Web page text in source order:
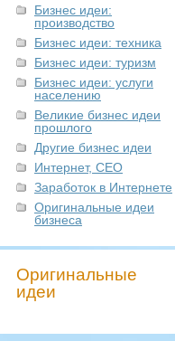
Бизнес идеи:
производство
Бизнес идеи: техника
Бизнес идеи: туризм
Бизнес идеи: услуги
населению
Великие бизнес идеи
прошлого
Другие бизнес идеи
Интернет, СЕО
Заработок в Интернете
Оригинальные идеи
бизнеса
Оригинальные
идеи